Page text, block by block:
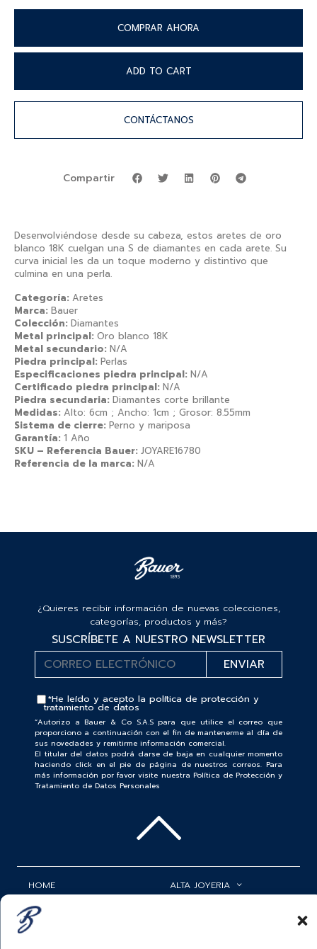
COMPRAR AHORA
ADD TO CART
CONTÁCTANOS
Compartir
Desenvolviéndose desde su cabeza, estos aretes de oro
blanco 18K cuelgan una S de diamantes en cada arete. Su
curva inicial les da un toque moderno y distintivo que
culmina en una perla.
Categoría: Aretes
Marca: Bauer
Colección: Diamantes
Metal principal: Oro blanco 18K
Metal secundario: N/A
Piedra principal: Perlas
Especificaciones piedra principal: N/A
Certificado piedra principal: N/A
Piedra secundaria: Diamantes corte brillante
Medidas: Alto: 6cm ; Ancho: 1cm ; Grosor: 8.55mm
Sistema de cierre: Perno y mariposa
Garantía: 1 Año
SKU – Referencia Bauer: JOYARE16780
Referencia de la marca: N/A
¿Quieres recibir información de nuevas colecciones,
categorías, productos y más?
SUSCRÍBETE A NUESTRO NEWSLETTER
*He leído y acepto la política de protección y
tratamiento de datos
“Autorizo a Bauer & Co S.A.S para que utilice el correo que
proporciono a continuación con el fin de mantenerme al día de
sus novedades y remitirme información comercial.
El titular del datos podrá darse de baja en cualquier momento
haciendo click en el pie de página de nuestros correos. Para
más información por favor visite nuestra Política de Protección y
Tratamiento de Datos Personales
HOME
ROLEX
RELOJERÍA
ALTA JOYERIA